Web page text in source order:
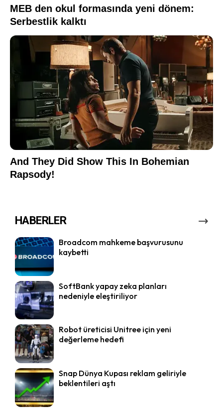
HABERLER
Broadcom mahkeme başvurusunu
kaybetti
SoftBank yapay zeka planları
nedeniyle eleştiriliyor
Robot üreticisi Unitree için yeni
değerleme hedefi
Snap Dünya Kupası reklam geliriyle
beklentileri aştı